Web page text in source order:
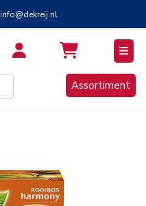
info@dekreij.nl
Inloggen / Aanmelden
Assortiment